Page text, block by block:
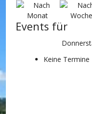
Events für
Keine Termine